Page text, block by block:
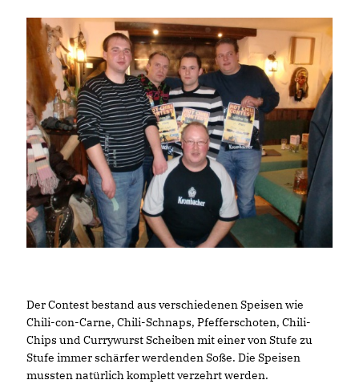
Der Contest bestand aus verschiedenen Speisen wie
Chili-con-Carne, Chili-Schnaps, Pfefferschoten, Chili-
Chips und Currywurst Scheiben mit einer von Stufe zu
Stufe immer schärfer werdenden Soße. Die Speisen
mussten natürlich komplett verzehrt werden.